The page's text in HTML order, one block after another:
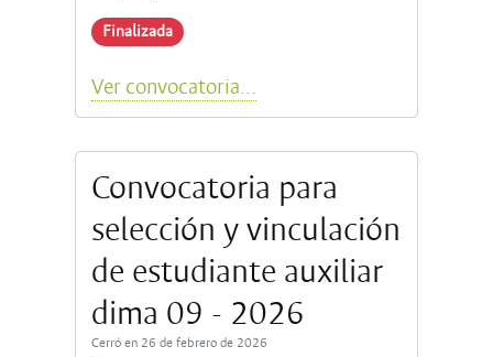
Finalizada
Ver convocatoria...
Convocatoria para
selección y vinculación
de estudiante auxiliar
dima 09 - 2026
Cerró en 26 de febrero de 2026